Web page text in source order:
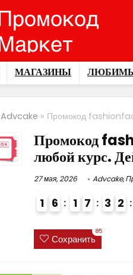
МАГАЗИНЫ
Advcake » Промокод
Промокод
любой курс.
27 мая, 2026 Advcake,
1 6 1 7 3 2
Сохранить
85